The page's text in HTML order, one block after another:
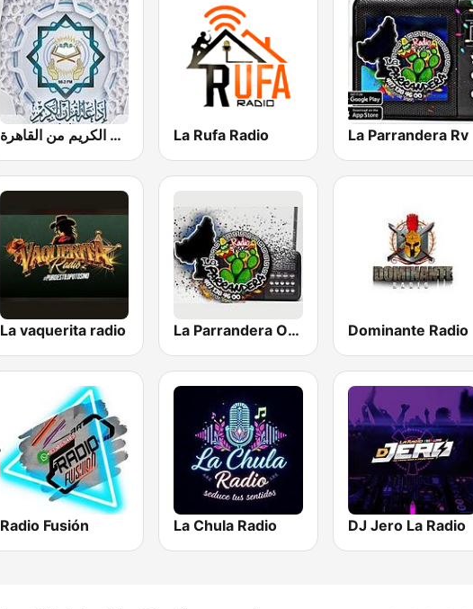
إذاعة القرآن الكريم من القاهرة La Rufa Radio La Parrandera Rv
La vaquerita radio La Parrandera Oficial Dominante Radio
Radio Fusión La Chula Radio DJ Jero La Radio